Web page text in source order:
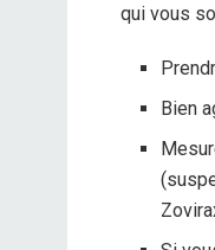
qui vous
Bien